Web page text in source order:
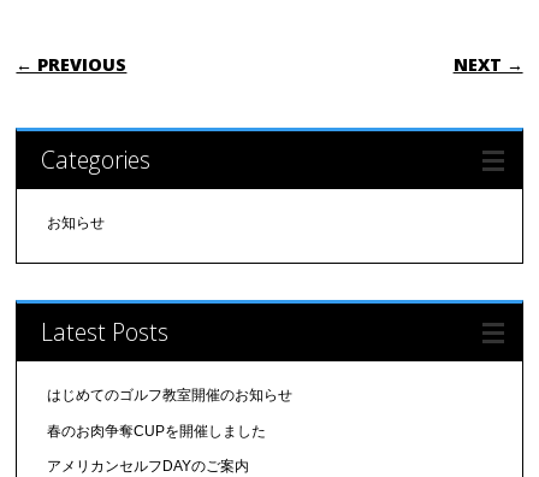
POST NAVIGATION
← PREVIOUS NEXT →
Categories
お知らせ
Latest Posts
はじめてのゴルフ教室開催のお知らせ
春のお肉争奪CUPを開催しました
アメリカンセルフDAYのご案内